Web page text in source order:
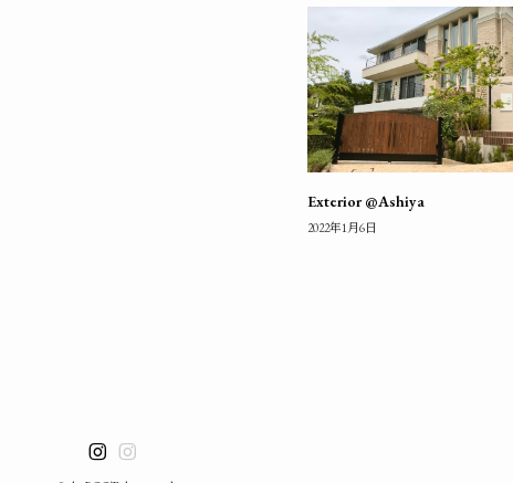
Exterior @Ashiya
2022年1月6日